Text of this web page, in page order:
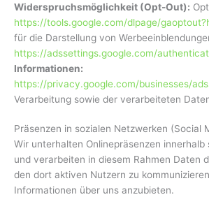
Widerspruchsmöglichkeit (Opt-Out):
https://tools.google.com/dlpage/
für die Darstellung von
https://adssettings.google.com/
Informationen:
https://privacy.google.com/businesses/
Verarbeitung sowie der verarbeiteten
Präsenzen in sozialen Netzwerken (Social
Wir unterhalten Onlinepräsenzen innerhalb
und verarbeiten in diesem Rahmen Daten
den dort aktiven Nutzern zu
Informationen über uns anzubieten.